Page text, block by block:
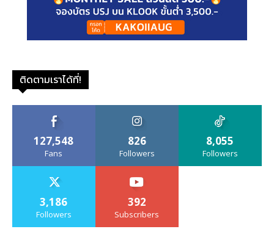
ติดตามเราได้ที่!
127,548
Fans
826
Followers
8,055
Followers
3,186
Followers
392
Subscribers